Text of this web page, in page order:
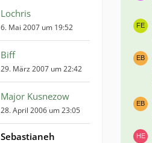
Lochris
6. Mai 2007 um 19:52
Biff
29. März 2007 um 22:42
Major Kusnezow
28. April 2006 um 23:05
Sebastianeh